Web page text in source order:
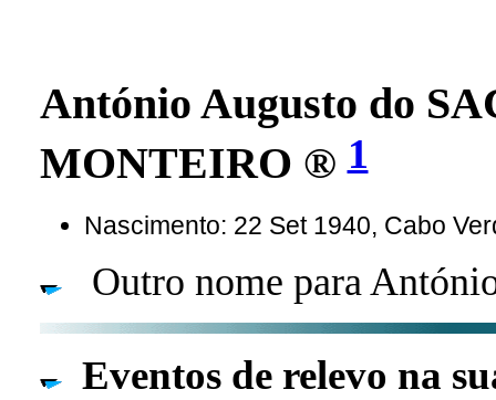
António Augusto do
MONTEIRO ®1
Nascimento: 22 Set 1940, Cabo
Outro nome para
Eventos de relevo na